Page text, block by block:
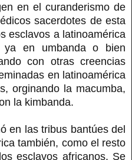
en el curanderismo de
sacerdotes de esta
esclavos a latinoamérica
en umbanda o bien
con otras creencias
en latinoamérica
orginando la macumba,
la kimbanda.
en las tribus bantúes del
también, como el resto
esclavos africanos. Se